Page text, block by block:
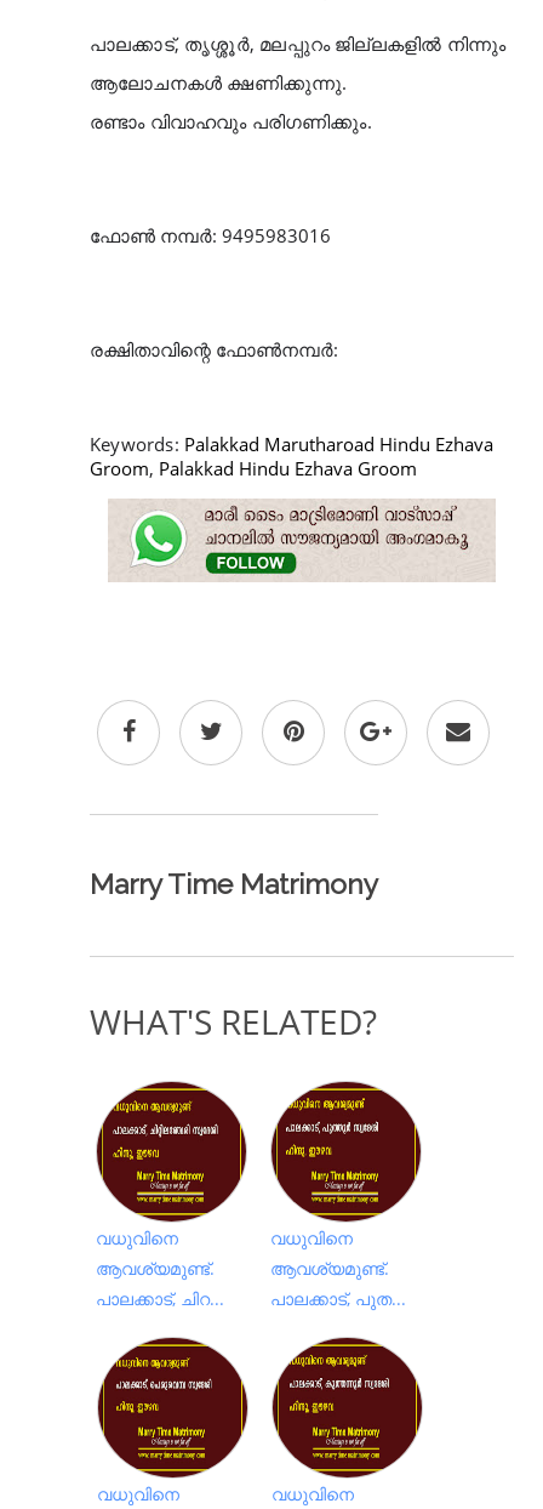
പാലക്കാട്, തൃശ്ശൂർ, മലപ്പുറം ജില്ലകളിൽ നിന്നും
ആലോചനകൾ ക്ഷണിക്കുന്നു.
രണ്ടാം വിവാഹവും പരിഗണിക്കും.
ഫോൺ നമ്പർ: 9495983016
രക്ഷിതാവിന്റെ ഫോൺനമ്പർ:
Keywords: Palakkad Marutharoad Hindu Ezhava
Groom, Palakkad Hindu Ezhava Groom
Marry Time Matrimony
WHAT'S RELATED?
വധുവിനെ
ആവശ്യമുണ്ട്.
പാലക്കാട്, ചിറ...
വധുവിനെ
ആവശ്യമുണ്ട്.
പാലക്കാട്, പുത...
വധുവിനെ വധുവിനെ